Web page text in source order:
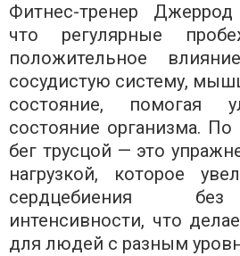
Фитнес-тренер
что регулярные
положительное
сосудистую систему,
состояние, помогая
состояние организма. По
бег трусцой — это
нагрузкой, которое
сердцебиения
интенсивности, что
для людей с разным